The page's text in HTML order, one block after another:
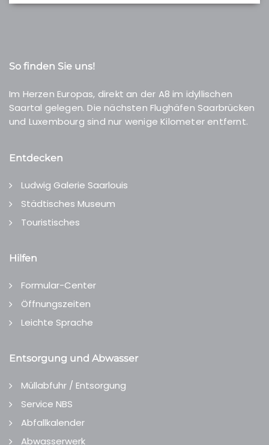
So finden Sie uns!
Im Herzen Europas, direkt an der A8 im idyllischen
Saartal gelegen. Die nächsten Flughäfen Saarbrücken
und Luxembourg sind nur wenige Kilometer entfernt.
Entdecken
Ludwig Galerie Saarlouis
Städtisches Museum
Touristisches
Hilfen
Formular-Center
Öffnungszeiten
Leichte Sprache
Entsorgung und Abwasser
Müllabfuhr / Entsorgung
Service NBS
Abfallkalender
Abwasserwerk